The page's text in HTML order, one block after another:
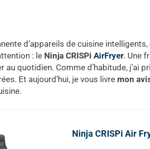
d’appareils de cuisine
: le Ninja CRISPi AirFryer. Une
au quotidien. Comme d’habitude,
Et aujourd’hui, je vous livre mon
Ninja CRISPi Air